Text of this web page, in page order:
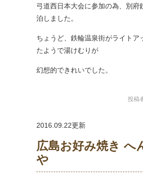
弓道西日本大会に参加の為、別府
泊しました。
ちょうど、鉄輪温泉街がライトア
たようで湯けむりが
幻想的できれいでした。
投稿
2016.09.22更新
広島お好み焼き へ
や